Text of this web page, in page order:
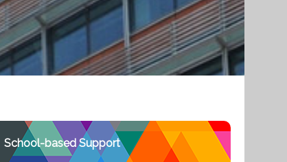
School-based Support